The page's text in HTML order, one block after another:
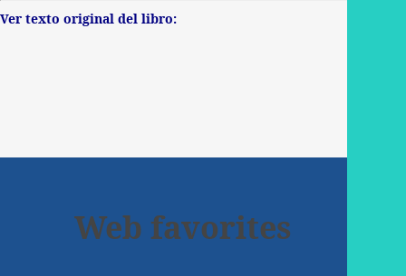
Ver texto original del libro:
Web favorites